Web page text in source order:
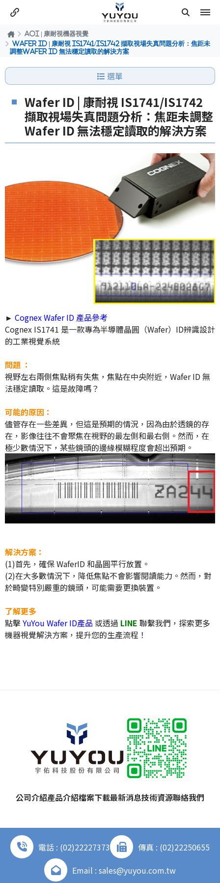
AOI | 康耐視機器視覺
Wafer ID | 康耐視 IS1741/IS1742 擷取視場失真問題分析：焦距未
調整Wafer ID 無法穩定讀取的解決方案
選單
Wafer ID | 康耐視 IS1741/IS1742
擷取視場失真問題分析：焦距未調整
Wafer ID 無法穩定讀取的解決方案
► Cognex Wafer ID 產品參考
Cognex IS1741 是一款專為半導體晶圓（Wafer）ID辨識設計
的工業視覺系統
問題 ：
視野左右兩側焦點稍有失焦，焦點在中央附近， Wafer ID 無
法穩定讀取 。這是故障嗎？
可能的原因：
儘管存在一些差異，但這是預期的情況，因為由於透鏡的存
在，影像往往不會聚焦在視野的最左側和最右側。然而，在
極少數情況下，某些鏡頭的邊緣模糊程度會超出預期。
解決方案：
(1)首先，確保 WaferID 和晶圓平行放置。
(2)在大多數情況下，降低焦點不會影響閱讀能力。然而，對
於畸變特別嚴重的鏡頭，可能需要更換裝置。
了解更多
點擊YuYou Wafer ID產品 或透過 LINE 聯繫我們，探索更多
機器視覺解決方案，提升您的生產流程！
公司介紹產品介紹檔案下載最新消息技術資源聯絡我們
電話 : (02)22227373
傳真 : (02)22250655
Email : sales@yuyou.com.tw